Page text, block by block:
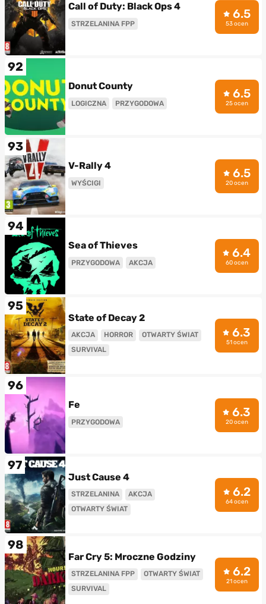
Call of Duty: Black Ops 4
STRZELANINA FPP
6.5
53 ocen
92
Donut County
LOGICZNA PRZYGODOWA
6.5
25 ocen
93
V-Rally 4
WYŚCIGI
6.5
20 ocen
94
Sea of Thieves
PRZYGODOWA AKCJA
6.4
60 ocen
95
State of Decay 2
AKCJA HORROR
OTWARTY ŚWIAT
SURVIVAL
6.3
51 ocen
96
Fe
PRZYGODOWA
6.3
20 ocen
97
Just Cause 4
STRZELANINA
AKCJA
OTWARTY ŚWIAT
6.2
64 ocen
98
Far Cry 5: Mroczne Godziny
STRZELANINA FPP
OTWARTY ŚWIAT
SURVIVAL
6.2
21 ocen